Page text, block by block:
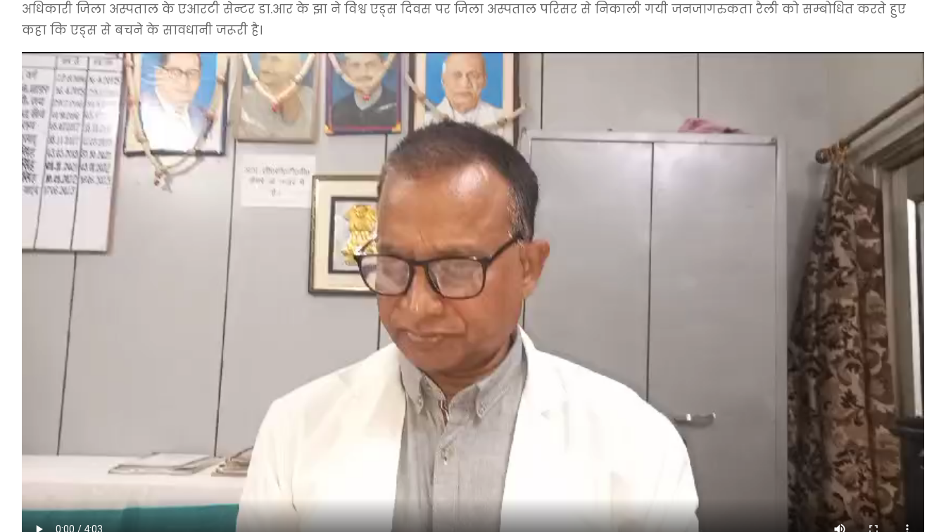
अधिकारी जिला अस्पताल के एआरटी सेन्टर डा.आर के झा ने विश्व एड्स दिवस पर जिला अस्पताल परिसर से निकाली गयी जनजागरुकता रैली को सम्बोधित करते हुए
कहा कि एड्स से बचने के सावधानी जरूरी है।